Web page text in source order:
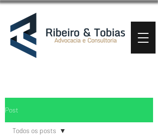
Post
Todos os posts